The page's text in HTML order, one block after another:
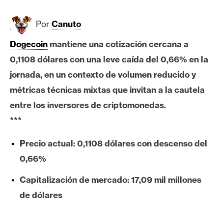
B
t
c
o
i
t
h
r
e
Por Canuto
Dogecoinmantiene una cotización cercana a
0,1108 dólares con una leve caída del 0,66% en la
jornada, en un contexto de volumen reducido y
métricas técnicas mixtas que invitan a la cautela
entre los inversores de criptomonedas.
***
Precio actual: 0,1108 dólares con descenso del
0,66%
Capitalización de mercado: 17,09 mil millones
de dólares